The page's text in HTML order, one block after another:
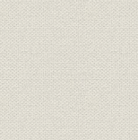
享保七年
享保十四
享保十八